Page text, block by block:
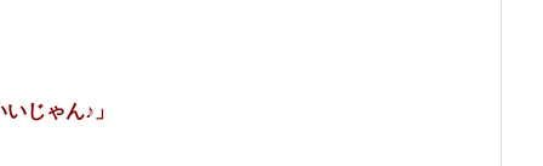
じゃん♪」